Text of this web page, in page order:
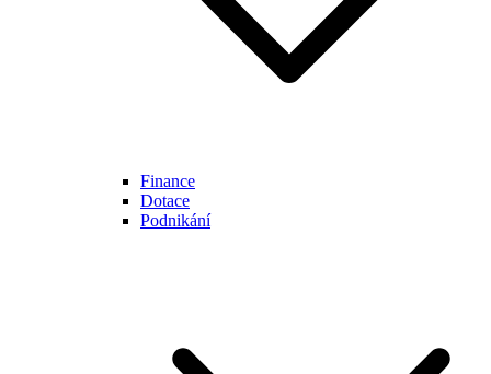
Finance
Dotace
Podnikání